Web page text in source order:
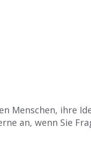
Menschen, ihre
an, wenn Sie